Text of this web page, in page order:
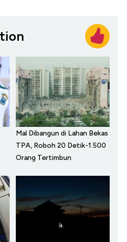
Mal Dibangun di Lahan Bekas
TPA, Roboh 20 Detik-1.500
Orang Tertimbun